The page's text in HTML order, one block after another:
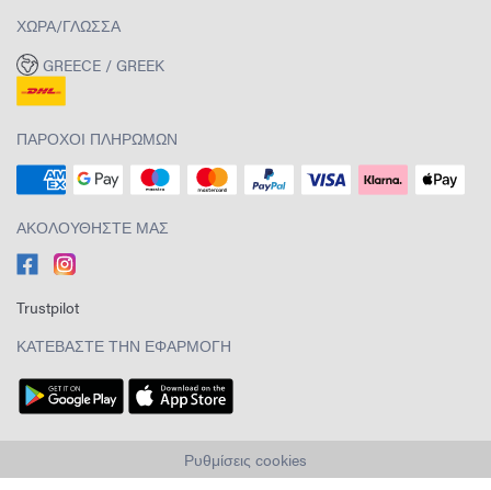
ΧΏΡΑ/ΓΛΏΣΣΑ
GREECE / GREEK
ΠΆΡΟΧΟΙ ΠΛΗΡΩΜΏΝ
ΑΚΟΛΟΥΘΉΣΤΕ ΜΑΣ
Trustpilot
ΚΑΤΕΒΆΣΤΕ ΤΗΝ ΕΦΑΡΜΟΓΉ
Ρυθμίσεις cookies